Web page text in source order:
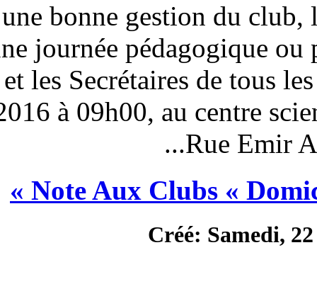
Pour une bonne
organise une journée
Présidents et les
Décembre 2016 à 09h00,
Note Aux